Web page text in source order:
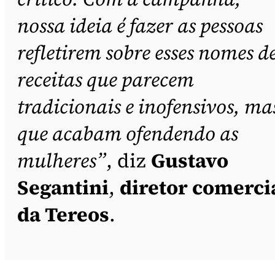
nossa ideia é fazer as pessoas
refletirem sobre esses nomes
receitas que parecem
tradicionais e inofensivos,
que acabam ofendendo as
mulheres”, diz Gustavo
Segantini, diretor
da Tereos.